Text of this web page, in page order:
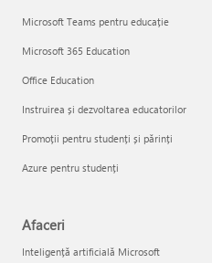
Microsoft Teams pentru educație
Microsoft 365 Education
Office Education
Instruirea și dezvoltarea educatorilor
Promoții pentru studenți și părinți
Azure pentru studenți
Afaceri
Inteligență artificială Microsoft